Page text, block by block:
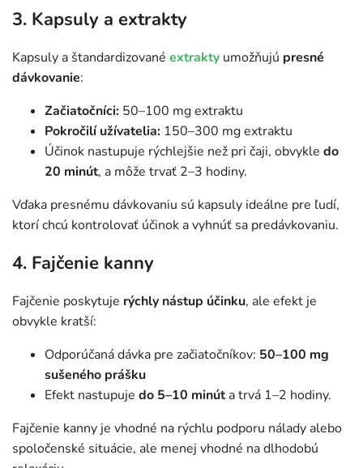
3. Kapsuly a extrakty
Kapsuly a štandardizované extrakty umožňujú presné
dávkovanie:
Začiatočníci: 50–100 mg extraktu
Pokročilí užívatelia: 150–300 mg extraktu
Účinok nastupuje rýchlejšie než pri čaji, obvykle do
20 minút, a môže trvať 2–3 hodiny.
Vďaka presnému dávkovaniu sú kapsuly ideálne pre ľudí,
ktorí chcú kontrolovať účinok a vyhnúť sa predávkovaniu.
4. Fajčenie kanny
Fajčenie poskytuje rýchly nástup účinku, ale efekt je
obvykle kratší:
Odporúčaná dávka pre začiatočníkov: 50–100 mg
sušeného prášku
Efekt nastupuje do 5–10 minúta trvá 1–2 hodiny.
Fajčenie kanny je vhodné na rýchlu podporu nálady alebo
spoločenské situácie, ale menej vhodné na dlhodobú